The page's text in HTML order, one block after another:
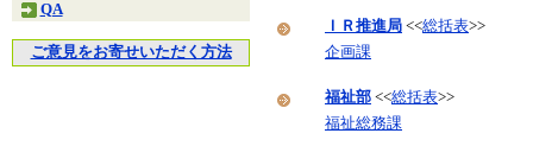
QA
ご意見をお寄せいただく方法
ＩＲ推進局 <<総括表>>
企画課
福祉部 <<総括表>>
福祉総務課